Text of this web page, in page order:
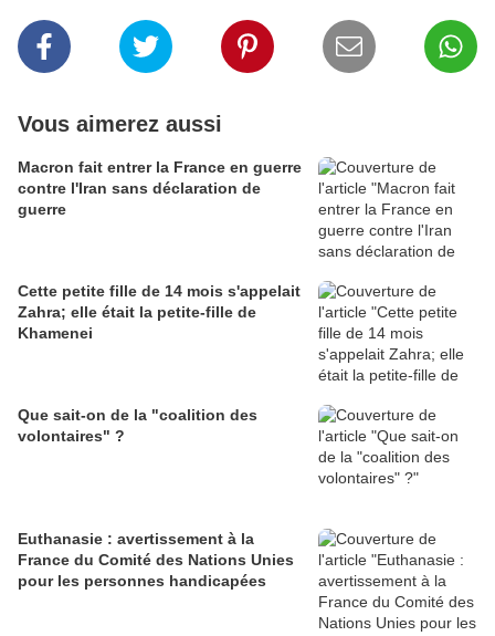
Vous aimerez aussi
Macron fait entrer la France en guerre
contre l'Iran sans déclaration de
guerre
Cette petite fille de 14 mois s'appelait
Zahra; elle était la petite-fille de
Khamenei
Que sait-on de la "coalition des
volontaires" ?
Euthanasie : avertissement à la
France du Comité des Nations Unies
pour les personnes handicapées